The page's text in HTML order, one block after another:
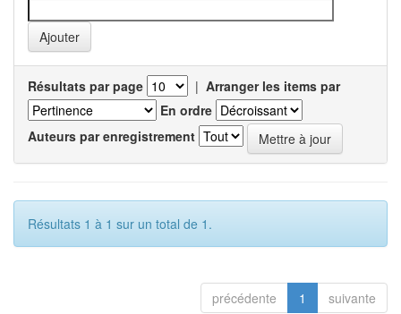
Résultats par page | Arranger les items par
En ordre
Auteurs par enregistrement
Résultats 1 à 1 sur un total de 1.
précédente 1 suivante